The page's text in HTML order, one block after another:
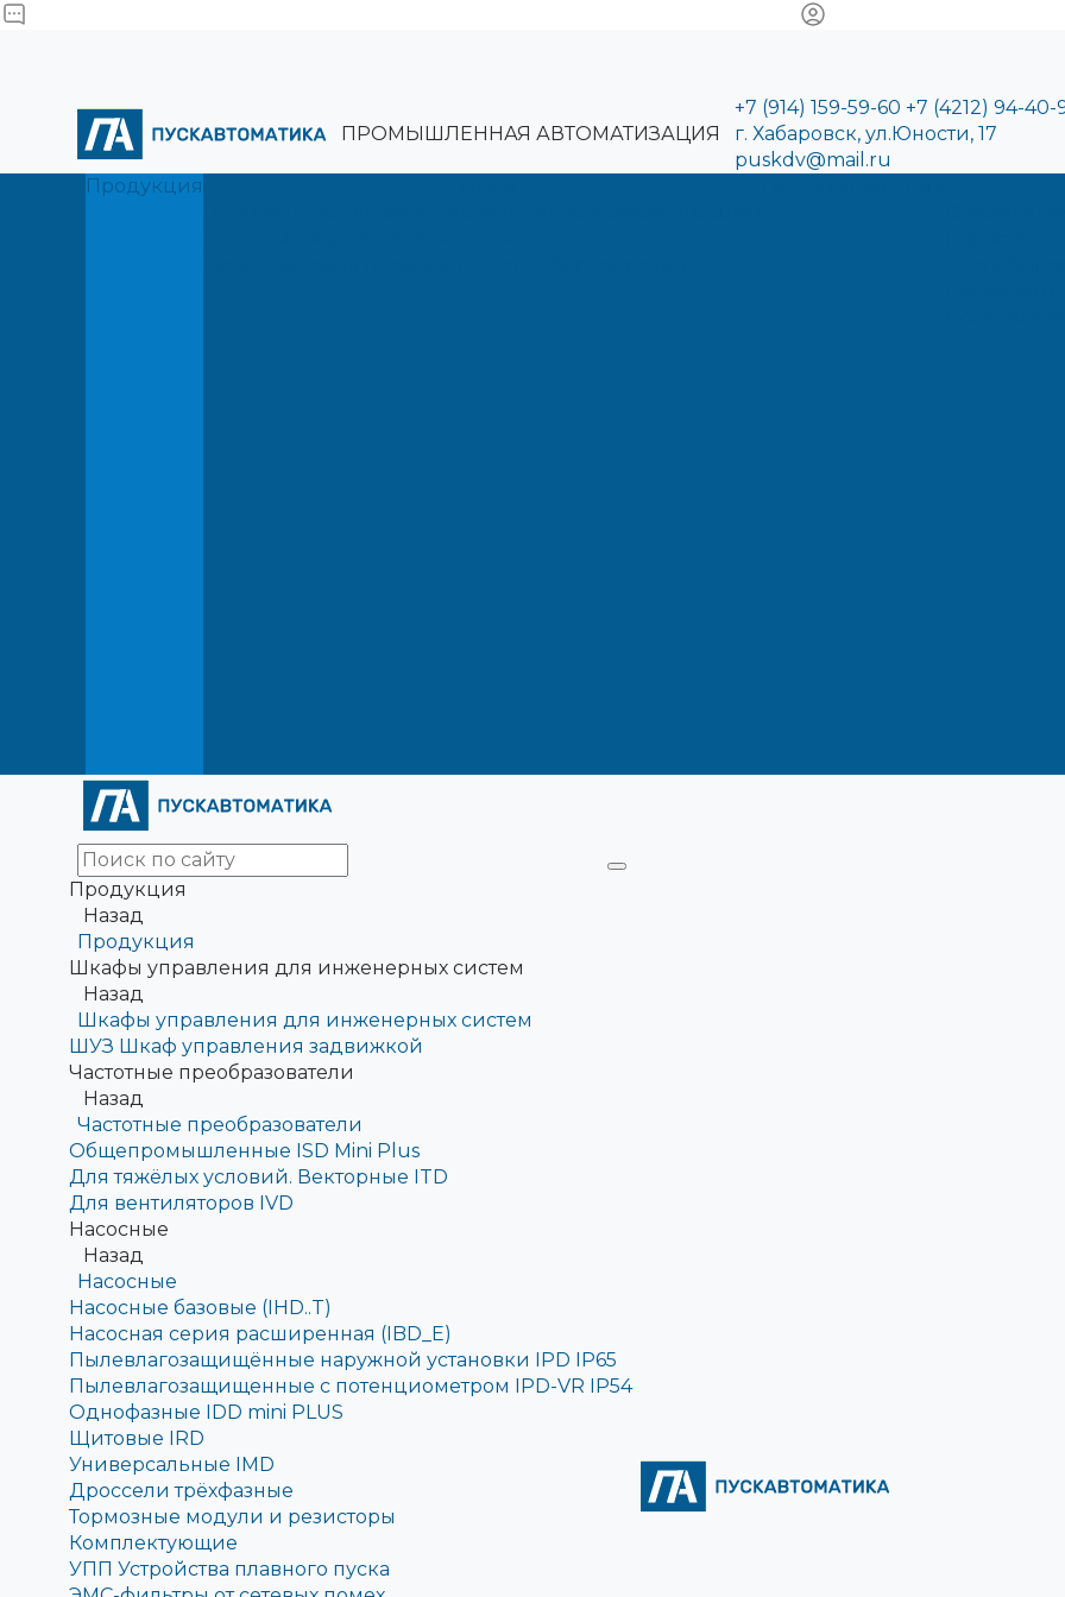
ПРОМЫШЛЕННАЯ АВТОМАТИЗАЦИЯ
+7 (914) 159-59-60 +7 (4212) 94-40-
г. Хабаровск, ул.Юности, 17
puskdv@mail.ru
Продукция
Продукция
Назад
Продукция
Шкафы управления для инженерных систем
Назад
Шкафы управления для инженерных систем
ШУЗ Шкаф управления задвижкой
Частотные преобразователи
Назад
Частотные преобразователи
Общепромышленные ISD Mini Plus
Для тяжёлых условий. Векторные ITD
Для вентиляторов IVD
Насосные
Назад
Насосные
Насосные базовые (IHD..T)
Насосная серия расширенная (IBD_E)
Пылевлагозащищённые наружной установки IPD IP65
Пылевлагозащищенные с потенциометром IPD-VR IP54
Однофазные IDD mini PLUS
Щитовые IRD
Универсальные IMD
Дроссели трёхфазные
Тормозные модули и резисторы
Комплектующие
УПП Устройства плавного пуска